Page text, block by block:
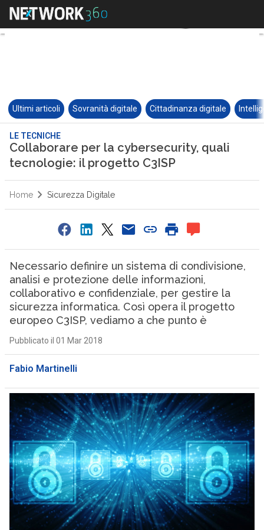
Ultimi articoli Sovranità digitale Cittadinanza digitale
LE TECNICHE
Collaborare per la cybersecurity, quali
tecnologie: il progetto C3ISP
Home Sicurezza Digitale
Necessario definire un sistema di condivisione,
analisi e protezione delle informazioni,
collaborativo e confidenziale, per gestire la
sicurezza informatica. Così opera il progetto
europeo C3ISP, vediamo a che punto è
Pubblicato il 01 Mar 2018
Fabio Martinelli